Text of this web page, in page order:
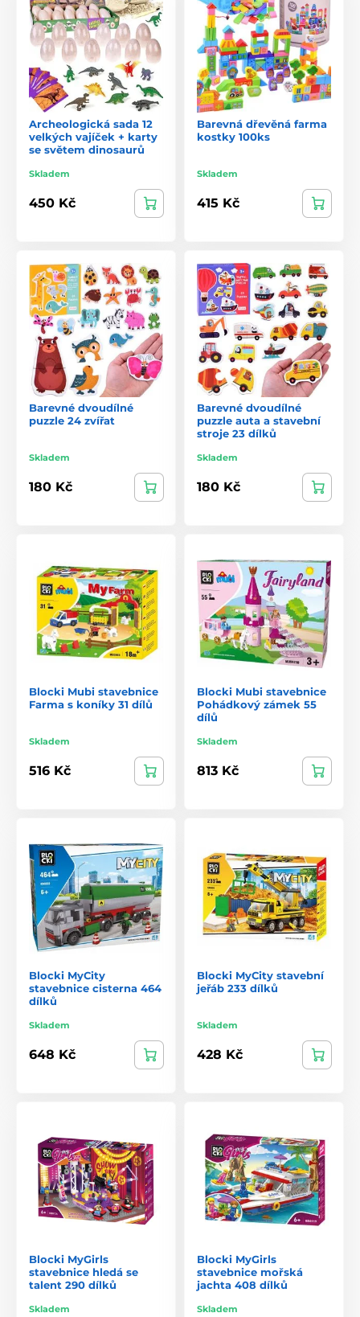
Archeologická sada 12
velkých vajíček + karty
se světem dinosaurů
Skladem
450 Kč
Barevná dřevěná farma
kostky 100ks
Skladem
415 Kč
Barevné dvoudílné
puzzle 24 zvířat
Skladem
180 Kč
Barevné dvoudílné
puzzle auta a stavební
stroje 23 dílků
Skladem
180 Kč
Blocki Mubi stavebnice
Farma s koníky 31 dílů
Skladem
516 Kč
Blocki Mubi stavebnice
Pohádkový zámek 55
dílů
Skladem
813 Kč
Blocki MyCity
stavebnice cisterna 464
dílků
Skladem
648 Kč
Blocki MyCity stavební
jeřáb 233 dílků
Skladem
428 Kč
Blocki MyGirls
stavebnice hledá se
talent 290 dílků
Skladem
Blocki MyGirls
stavebnice mořská
jachta 408 dílků
Skladem